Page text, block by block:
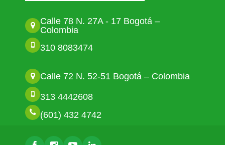
Calle 78 N. 27A - 17 Bogotá –
Colombia
310 8083474
Calle 72 N. 52-51 Bogotá – Colombia
313 4442608
(601) 432 4742